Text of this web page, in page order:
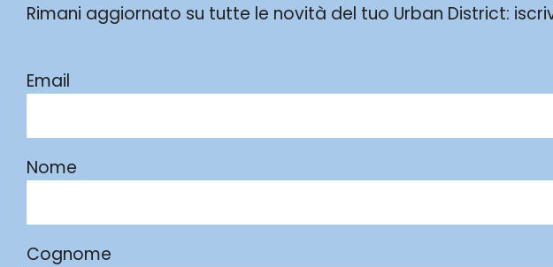
Rimani aggiornato su tutte le novità del tuo Urban District:
Email
Nome
Cognome